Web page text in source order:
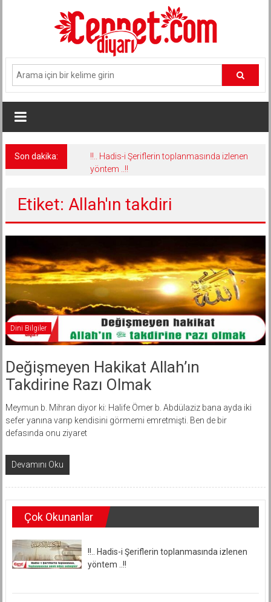
Son dakika:
!!.. Hadis-i Şeriflerin toplanmasında izlenen
yöntem ..!!
Etiket: Allah'ın takdiri
Dini Bilgiler
Değişmeyen Hakikat Allah’ın
Takdirine Razı Olmak
Meymun b. Mihran diyor ki: Halife Ömer b. Abdülaziz bana ayda iki
sefer yanına varıp kendisini görmemi emretmişti. Ben de bir
defasında onu ziyaret
Devamını Oku
Çok Okunanlar
!!.. Hadis-i Şeriflerin toplanmasında izlenen
yöntem ..!!